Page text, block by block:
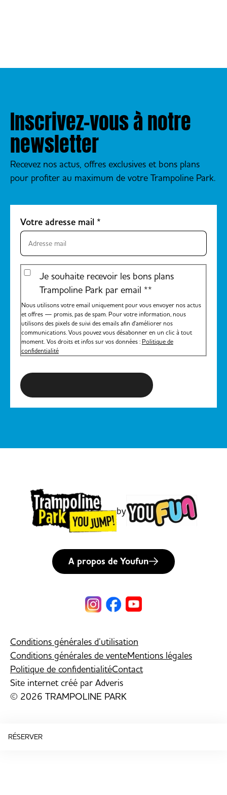
Inscrivez-vous à notre
newsletter
Recevez nos actus, offres exclusives et bons plans
pour profiter au maximum de votre Trampoline Park.
Votre adresse mail *
Je souhaite recevoir les bons plans
Trampoline Park par email **
Nous utilisons votre email uniquement pour vous envoyer nos actus
et offres — promis, pas de spam. Pour votre information, nous
utilisons des pixels de suivi des emails afin d'améliorer nos
communications. Vous pouvez vous désabonner en un clic à tout
moment. Vos droits et infos sur vos données : Politique de
confidentialité
by
A propos de Youfun
Conditions générales d’utilisation
Conditions générales de venteMentions légales
Politique de confidentialitéContact
Site internet créé par Adveris
© 2026 TRAMPOLINE PARK
RÉSERVER